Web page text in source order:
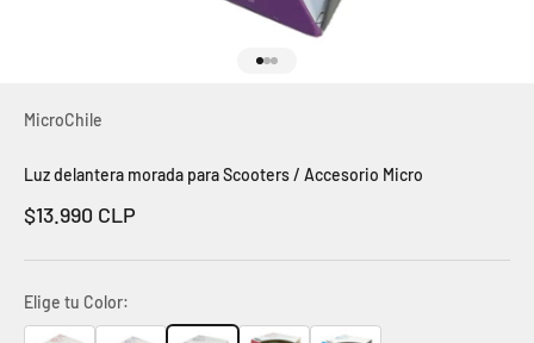
MicroChile
Luz delantera morada para Scooters / Accesorio Micro
Precio de oferta
$13.990 CLP
Elige tu Color: